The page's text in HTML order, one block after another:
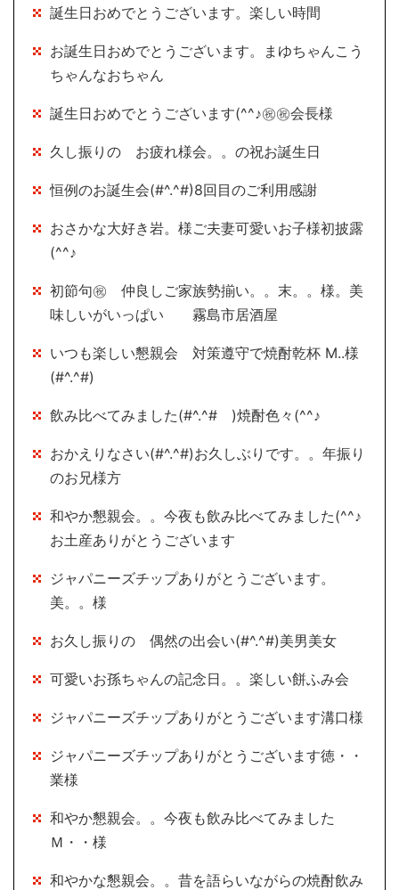
誕生日おめでとうございます。楽しい時間
お誕生日おめでとうございます。まゆちゃんこう
ちゃんなおちゃん
誕生日おめでとうございます(^^♪㊗㊗会長様
久し振りの お疲れ様会。。の祝お誕生日
恒例のお誕生会(#^.^#)8回目のご利用感謝
おさかな大好き岩。様ご夫妻可愛いお子様初披露
(^^♪
初節句㊗ 仲良しご家族勢揃い。。末。。様。美
味しいがいっぱい 霧島市居酒屋
いつも楽しい懇親会 対策遵守で焼酎乾杯 M..様
(#^.^#)
飲み比べてみました(#^.^# )焼酎色々(^^♪
おかえりなさい(#^.^#)お久しぶりです。。年振り
のお兄様方
和やか懇親会。。今夜も飲み比べてみました(^^♪
お土産ありがとうございます
ジャパニーズチップありがとうございます。
美。。様
お久し振りの 偶然の出会い(#^.^#)美男美女
可愛いお孫ちゃんの記念日。。楽しい餅ふみ会
ジャパニーズチップありがとうございます溝口様
ジャパニーズチップありがとうございます徳・・
業様
和やか懇親会。。今夜も飲み比べてみました
Ｍ・・様
和やかな懇親会。。昔を語らいながらの焼酎飲み